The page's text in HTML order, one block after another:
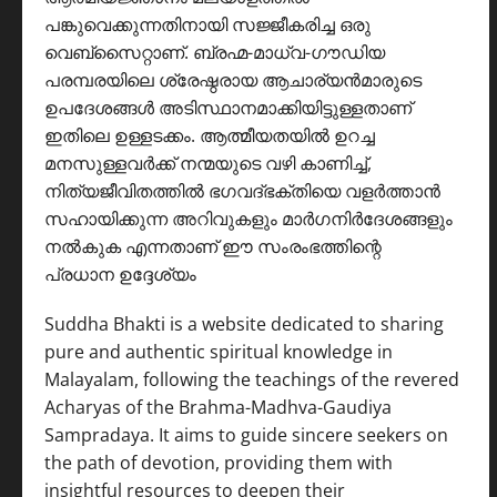
പങ്കുവെക്കുന്നതിനായി സജ്ജീകരിച്ച ഒരു
വെബ്സൈറ്റാണ്. ബ്രഹ്മ-മാധ്വ-ഗൗഡിയ
പരമ്പരയിലെ ശ്രേഷ്ഠരായ ആചാര്യൻമാരുടെ
ഉപദേശങ്ങൾ അടിസ്ഥാനമാക്കിയിട്ടുള്ളതാണ്
ഇതിലെ ഉള്ളടക്കം. ആത്മീയതയിൽ ഉറച്ച
മനസുള്ളവർക്ക് നന്മയുടെ വഴി കാണിച്ച്,
നിത്യജീവിതത്തിൽ ഭഗവദ്ഭക്തിയെ വളർത്താൻ
സഹായിക്കുന്ന അറിവുകളും മാർഗനിർദേശങ്ങളും
നൽകുക എന്നതാണ് ഈ സംരംഭത്തിന്റെ
പ്രധാന ഉദ്ദേശ്യം
Suddha Bhakti is a website dedicated to sharing
pure and authentic spiritual knowledge in
Malayalam, following the teachings of the revered
Acharyas of the Brahma-Madhva-Gaudiya
Sampradaya. It aims to guide sincere seekers on
the path of devotion, providing them with
insightful resources to deepen their